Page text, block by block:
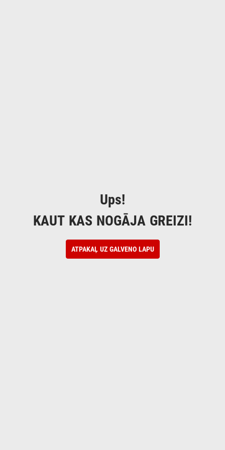
Ups!
KAUT KAS NOGĀJA GREIZI!
ATPAKAĻ UZ GALVENO LAPU